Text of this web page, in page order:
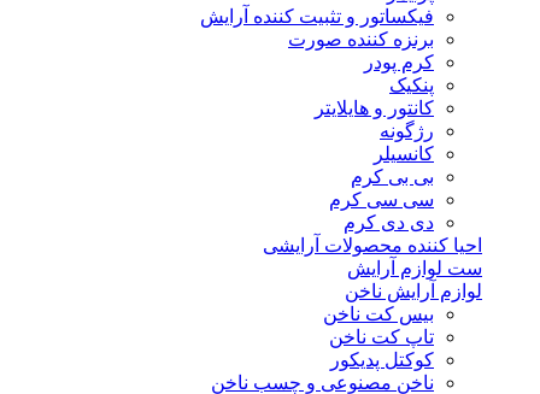
فیکساتور و تثبیت کننده آرایش
برنزه کننده صورت
کرم پودر
پنکیک
کانتور و هایلایتر
رژگونه
کانسیلر
بی بی کرم
سی سی کرم
دی دی کرم
احیا کننده محصولات آرایشی
ست لوازم آرایش
لوازم آرایش ناخن
بیس کت ناخن
تاپ کت ناخن
کوکتل پدیکور
ناخن مصنوعی و چسب ناخن